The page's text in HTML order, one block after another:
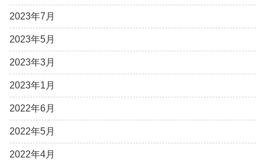
2023年7月
2023年5月
2023年3月
2023年1月
2022年6月
2022年5月
2022年4月